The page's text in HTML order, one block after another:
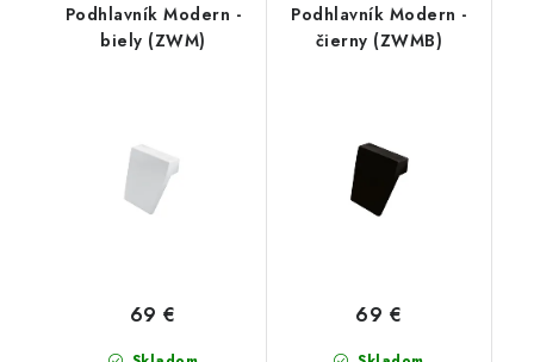
Podhlavník Modern -
biely (ZWM)
69 €
Podhlavník Modern -
čierny (ZWMB)
69 €